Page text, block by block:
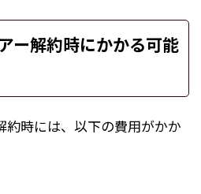
ー解約時にかかる可能
約時には、以下の費用がかか